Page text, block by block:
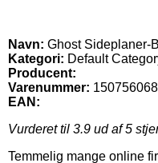
Navn: Ghost Sideplaner-
Kategori: Default
Producent:
Varenummer: 150756068
EAN:
Vurderet til 3.9 ud af 5
Temmelig mange online